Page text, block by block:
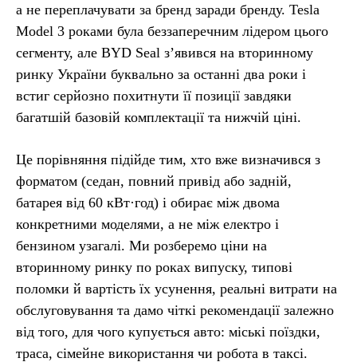
а не переплачувати за бренд заради бренду. Tesla
Model 3 роками була беззаперечним лідером цього
сегменту, але BYD Seal з’явився на вторинному
ринку України буквально за останні два роки і
встиг серйозно похитнути її позиції завдяки
багатшій базовій комплектації та нижчій ціні.
Це порівняння підійде тим, хто вже визначився з
форматом (седан, повний привід або задній,
батарея від 60 кВт·год) і обирає між двома
конкретними моделями, а не між електро і
бензином узагалі. Ми розберемо ціни на
вторинному ринку по роках випуску, типові
поломки й вартість їх усунення, реальні витрати на
обслуговування та дамо чіткі рекомендації залежно
від того, для чого купується авто: міські поїздки,
траса, сімейне використання чи робота в таксі.